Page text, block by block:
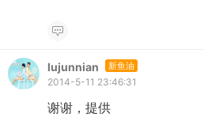
lujunnian 新鱼油
2014-5-11 23:46:31
谢谢，提供